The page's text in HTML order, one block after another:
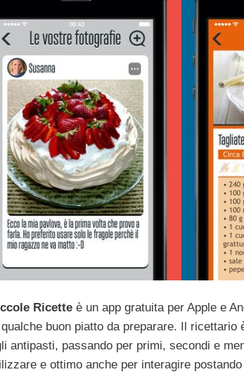
Ricette è un app gratuita per Apple e
buon piatto da preparare. Il ricettario
antipasti, passando per primi, secondi e
e ottimo anche per interagire